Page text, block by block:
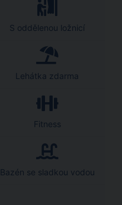
S oddělenou ložnicí
Lehátka zdarma
Fitness
Bazén se sladkou vodou